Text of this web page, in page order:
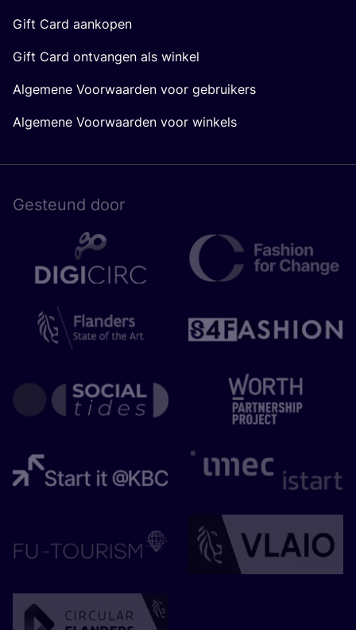
Gift Card aankopen
Gift Card ontvangen als winkel
Algemene Voorwaarden voor gebruikers
Algemene Voorwaarden voor winkels
Gesteund door